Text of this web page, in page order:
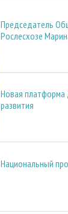
Председатель
Рослесхозе
Новая платформа
развития
Национальный